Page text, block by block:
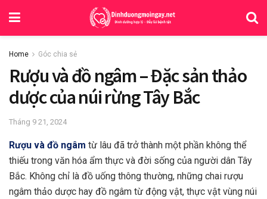
Home Góc chia sẻ
Rượu và đồ ngâm – Đặc sản thảo
dược của núi rừng Tây Bắc
Tháng 9 21, 2024
Rượu và đồ ngâm từ lâu đã trở thành một phần không thể
thiếu trong văn hóa ẩm thực và đời sống của người dân Tây
Bắc. Không chỉ là đồ uống thông thường, những chai rượu
ngâm thảo dược hay đồ ngâm từ động vật, thực vật vùng núi